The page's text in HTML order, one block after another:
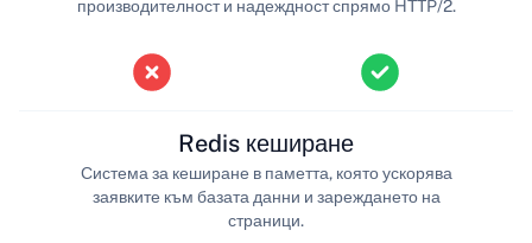
производителност и надеждност спрямо HTTP/2.
Redis кеширане
Система за кеширане в паметта, която ускорява
заявките към базата данни и зареждането на
страници.